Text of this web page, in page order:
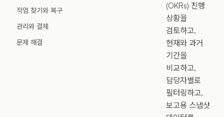
작업 찾기와 복구
관리와 결제
문제 해결
(OKRs) 진행
상황을
검토하고,
현재와 과거
기간을
비교하고,
담당자별로
필터링하고,
보고용 스냅샷